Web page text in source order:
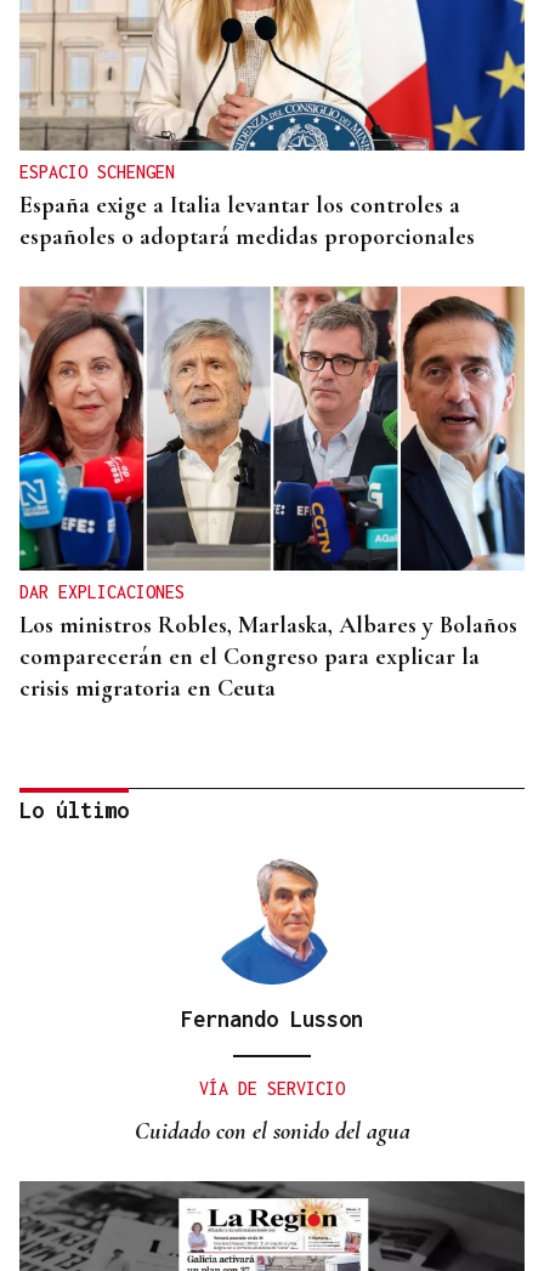
ESPACIO SCHENGEN
España exige a Italia levantar los controles a
españoles o adoptará medidas proporcionales
DAR EXPLICACIONES
Los ministros Robles, Marlaska, Albares y Bolaños
comparecerán en el Congreso para explicar la
crisis migratoria en Ceuta
El PSOE garantiza que Felipe VI visitará Ceuta
Lo último
Fernando Lusson
VÍA DE SERVICIO
Cuidado con el sonido del agua